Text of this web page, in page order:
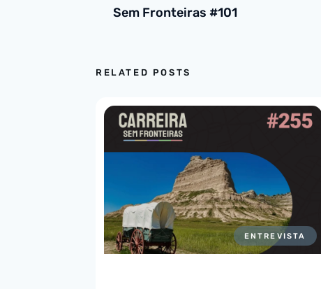
Sem Fronteiras #101
RELATED POSTS
ENTREVISTA